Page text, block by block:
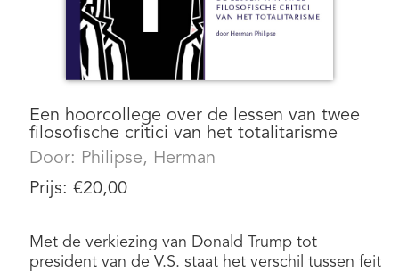
Een hoorcollege over de lessen van twee
filosofische critici van het totalitarisme
Door: Philipse, Herman
Prijs: €20,00
Met de verkiezing van Donald Trump tot
president van de V.S. staat het verschil tussen feit